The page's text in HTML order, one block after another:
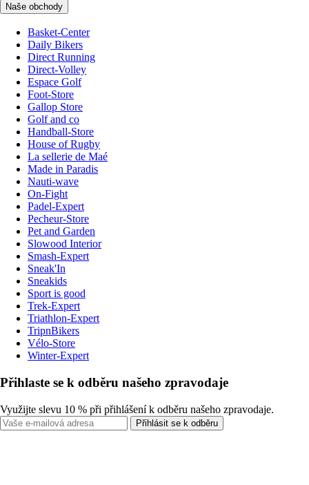
Naše obchody
Basket-Center
Daily Bikers
Direct Running
Direct-Volley
Espace Golf
Foot-Store
Gallop Store
Golf and co
Handball-Store
House of Rugby
La sellerie de Maé
Made in Paradis
Nauti-wave
On-Fight
Padel-Expert
Pecheur-Store
Pet and Garden
Slowood Interior
Smash-Expert
Sneak'In
Sneakids
Sport is good
Trek-Expert
Triathlon-Expert
TripnBikers
Vélo-Store
Winter-Expert
Přihlaste se k odběru našeho zpravodaje
Využijte slevu 10 % při přihlášení k odběru našeho zpravodaje.
Přihlásit se k odběru